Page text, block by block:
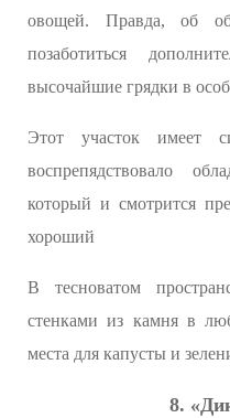
овощей. Правда, об
позаботиться
высочайшие грядки в
Этот участок имеет
воспрепядствовало
который и смотрится
хороший
В тесноватом
стенками из камня в
места для капусты и
8.